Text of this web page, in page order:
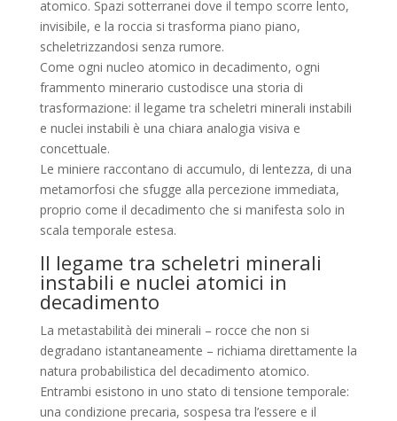
atomico. Spazi sotterranei dove il tempo scorre lento,
invisibile, e la roccia si trasforma piano piano,
scheletrizzandosi senza rumore.
Come ogni nucleo atomico in decadimento, ogni
frammento minerario custodisce una storia di
trasformazione: il legame tra scheletri minerali instabili
e nuclei instabili è una chiara analogia visiva e
concettuale.
Le miniere raccontano di accumulo, di lentezza, di una
metamorfosi che sfugge alla percezione immediata,
proprio come il decadimento che si manifesta solo in
scala temporale estesa.
Il legame tra scheletri minerali
instabili e nuclei atomici in
decadimento
La metastabilità dei minerali – rocce che non si
degradano istantaneamente – richiama direttamente la
natura probabilistica del decadimento atomico.
Entrambi esistono in uno stato di tensione temporale:
una condizione precaria, sospesa tra l’essere e il